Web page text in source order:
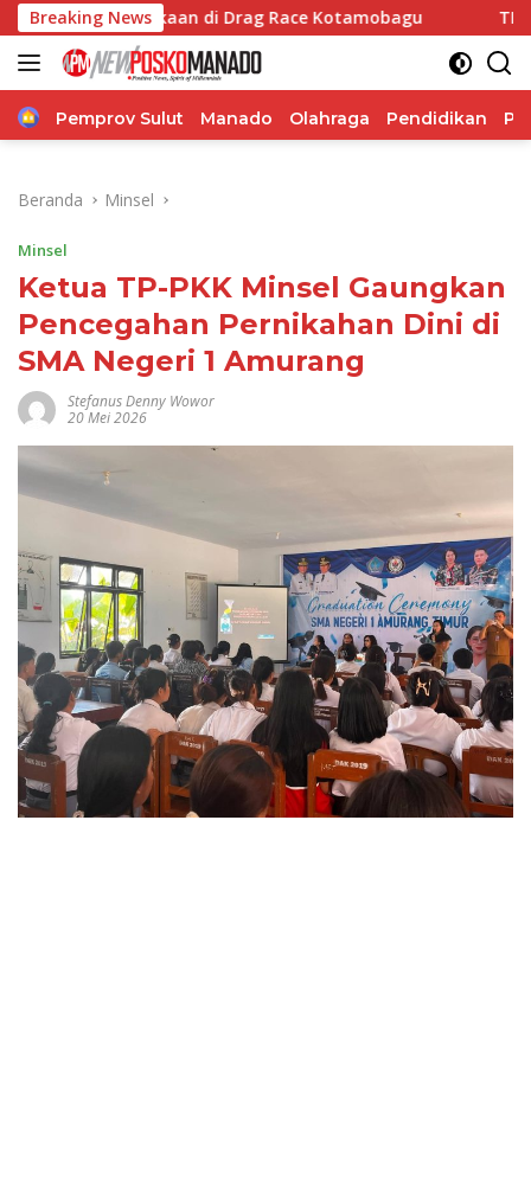
Langsung
ke
konten
Breaking News
di Drag Race Kotamobagu TIFF 2026 Hadirkan
Home
Pemprov Sulut Manado Olahraga Pendidikan
Beranda Minsel
Minsel
Ketua TP-PKK Minsel Gaungkan
Pencegahan Pernikahan Dini di
SMA Negeri 1 Amurang
Stefanus Denny Wowor
20 Mei 2026